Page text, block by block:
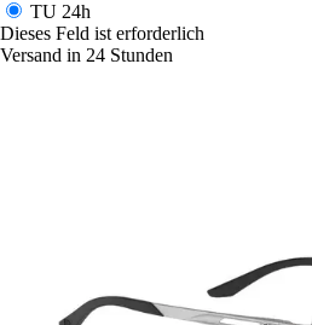
TU 24h
Dieses Feld ist erforderlich
Versand in 24 Stunden